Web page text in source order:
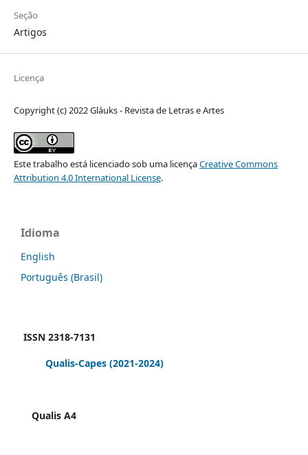
Seção
Artigos
Licença
Copyright (c) 2022 Gláuks - Revista de Letras e Artes
Este trabalho está licenciado sob uma licençaCreative Commons
Attribution 4.0 International License.
Idioma
English
Português (Brasil)
ISSN 2318-7131
Qualis-Capes (2021-2024)
Qualis A4